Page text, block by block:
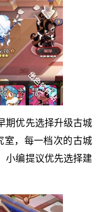
期优先选择升级古城
室，每一档次的古城
小编提议优先选择建